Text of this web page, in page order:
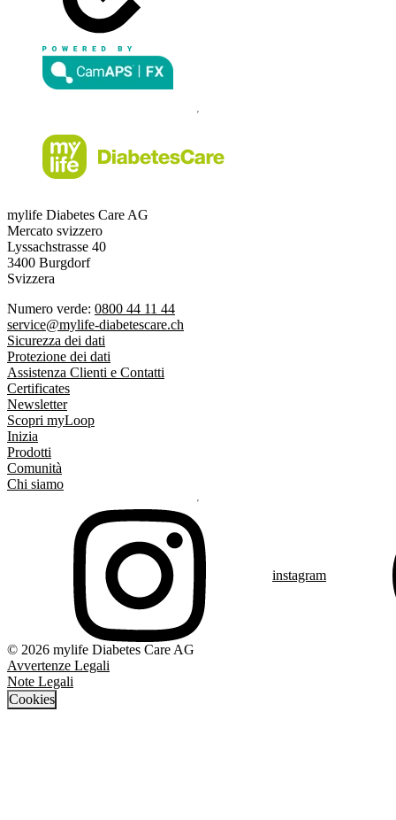
mylife Diabetes Care AG
Mercato svizzero
Lyssachstrasse 40
3400 Burgdorf
Svizzera
Numero verde: 0800 44 11 44
service@mylife-diabetescare.ch
Sicurezza dei dati
Protezione dei dati
Assistenza Clienti e Contatti
Certificates
Newsletter
Scopri myLoop
Inizia
Prodotti
Comunità
Chi siamo
instagram
© 2026 mylife Diabetes Care AG
Avvertenze Legali
Note Legali
Cookies